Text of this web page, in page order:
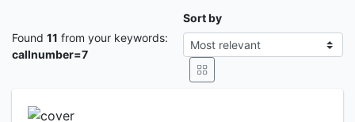
Found 11 from your keywords:
callnumber=7
Sort by